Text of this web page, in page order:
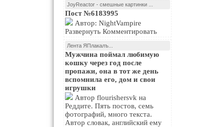
JoyReactor - смешные картинки ...
Пост №6183995
Развернуть Комментировать
Лента ЯПлакалъ...
Мужчина поймал любимую
кошку через год после
пропажи, она в тот же день
вспомнила его, дом и свои
игрушки
Реддите. Пять постов, семь
фотографий, много текста.
Автор словак, английский ему